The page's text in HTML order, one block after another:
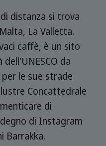
distanza si trova
La Valletta.
caffè, è un sito
da
le sue strade
Concattedrale
di
di Instagram
Barrakka.